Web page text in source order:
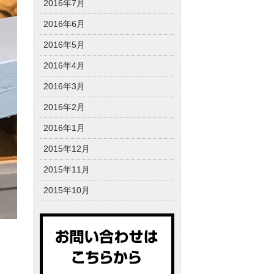
2016年7月
2016年6月
2016年5月
2016年4月
2016年3月
2016年2月
2016年1月
2015年12月
2015年11月
2015年10月